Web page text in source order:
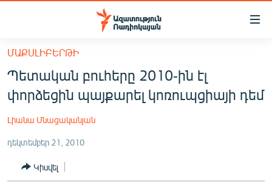
Մատչելիության
հիմնական
բովանդակությանը
Անցնել
հիմնական
մենյուին
ՀԱՅԱՍՏԱՆ
ՔԱՂԱՔԱԿԱՆ
ԸՆՏՐՈՒԹՅՈՒՆՆԵՐ 2026
ԻՐԱՎՈՒՆՔ
ՀԱՍԱՐԱԿՈՒԹՅՈՒՆ
ՄԱՔՍԼԻԲԵՐԹԻ
Պետական բուհերը 2010-ին էլ
փորձեցին պայքարել կոռուպցիայի դեմ
Լիանա Մնացականյան
դեկտեմբեր 21, 2010
Կիսվել